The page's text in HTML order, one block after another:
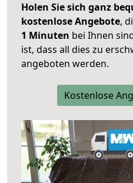
Holen Sie sich ganz
kostenlose Angebote,
1 Minuten bei Ihnen
ist, dass all dies zu
angeboten werden.
Kostenlose